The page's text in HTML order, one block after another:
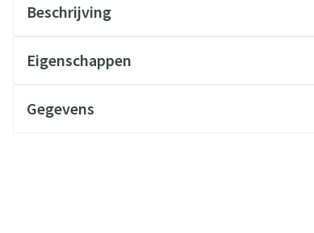
Beschrijving
Eigenschappen
Zacht.
Gegevens